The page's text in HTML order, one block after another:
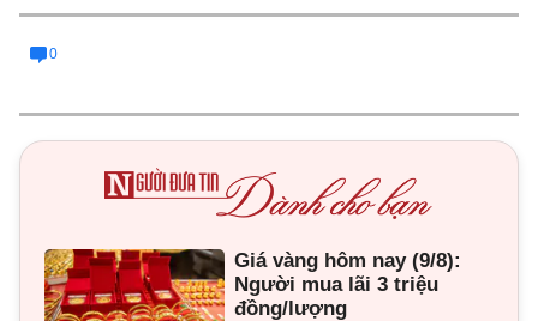
0
Giá vàng hôm nay (9/8):
Người mua lãi 3 triệu
đồng/lượng